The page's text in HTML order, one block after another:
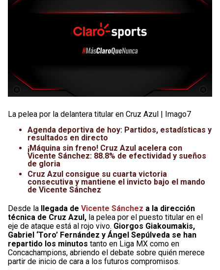
La pelea por la delantera titular en Cruz Azul | Imago7
Agenda deportiva de hoy: Partidos, estadísticas y
resultados en directo
¡Máquina sin freno! Cruz Azul acelera con
Vicente Sánchez: 88.8% de efectividad y sueños
de gloria
Cruz Azul consigue su cuarta victoria
consecutiva y mantiene el invicto bajo el mando
de Vicente Sánchez
Desde la llegada de Vicente Sánchez a la dirección
técnica de Cruz Azul, la pelea por el puesto titular en el
eje de ataque está al rojo vivo. Giorgos Giakoumakis,
Gabriel ‘Toro’ Fernández y Ángel Sepúlveda se han
repartido los minutos tanto en Liga MX como en
Concachampions, abriendo el debate sobre quién merece
partir de inicio de cara a los futuros compromisos.